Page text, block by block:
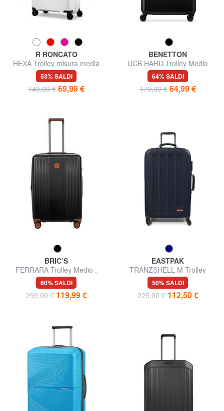
R RONCATO
HEXA Trolley misura media
53% SALDI
149,00 € 69,99 €
BENETTON
UCB HARD Trolley Medio
64% SALDI
179,00 € 64,99 €
BRIC’S
FERRARA Trolley Medio ,
espandibile
60% SALDI
299,00 € 119,99 €
EASTPAK
TRANZSHELL M Trolley
Medio
50% SALDI
225,00 € 112,50 €